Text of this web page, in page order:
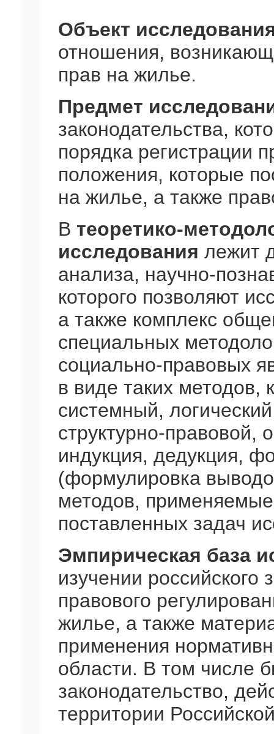
Объект
отношения,
прав на жилье.
Предмет
законодательства,
порядка регистрации
положения, которые
на жилье, а также
В теоретико-
исследования лежит
анализа, научно-
которого позволяют
а также комплекс
специальных
социально-правовых
в виде таких методов,
системный,
структурно-правовой,
индукция, дедукция,
(формулировка
методов,
поставленных задач
Эмпирическая база
изучении российского
правового
жилье, а также
применения
области. В том числе
законодательство,
территории